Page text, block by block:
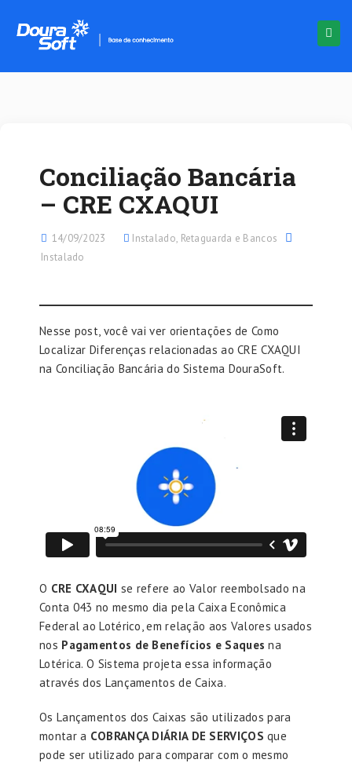
Conciliação Bancária
– CRE CXAQUI
14/09/2023 Instalado, Retaguarda e Bancos
Instalado
Nesse post, você vai ver orientações de Como
Localizar Diferenças relacionadas ao CRE CXAQUI
na Conciliação Bancária do Sistema DouraSoft.
O CRE CXAQUI se refere ao Valor reembolsado na
Conta 043 no mesmo dia pela Caixa Econômica
Federal ao Lotérico, em relação aos Valores usados
nos Pagamentos de Benefícios e Saques na
Lotérica. O Sistema projeta essa informação
através dos Lançamentos de Caixa.
Os Lançamentos dos Caixas são utilizados para
montar a COBRANÇA DIÁRIA DE SERVIÇOS que
pode ser utilizado para comparar com o mesmo